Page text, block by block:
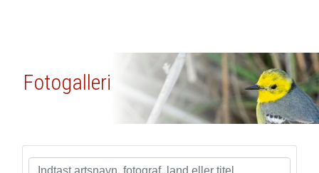
Fotogalleri